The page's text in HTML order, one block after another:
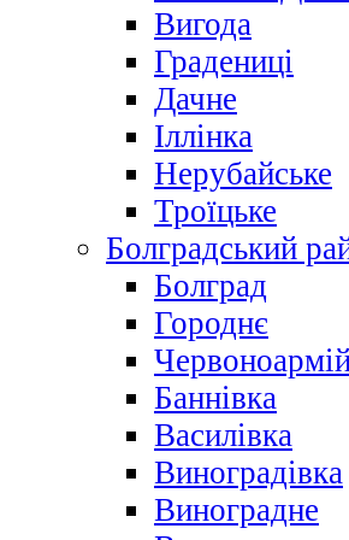
Вигода
Градениці
Дачне
Іллінка
Нерубайське
Троїцьке
Болградський
Болград
Городнє
Баннівка
Василівка
Виноградівка
Виноградне